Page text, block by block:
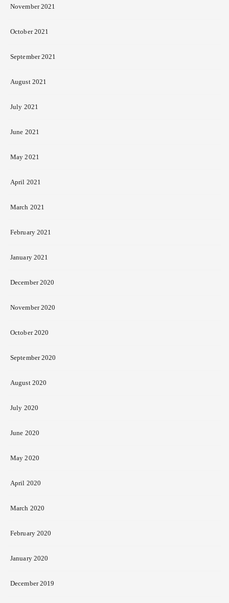
November 2021
October 2021
September 2021
August 2021
July 2021
June 2021
May 2021
April 2021
March 2021
February 2021
January 2021
December 2020
November 2020
October 2020
September 2020
August 2020
July 2020
June 2020
May 2020
April 2020
March 2020
February 2020
January 2020
December 2019